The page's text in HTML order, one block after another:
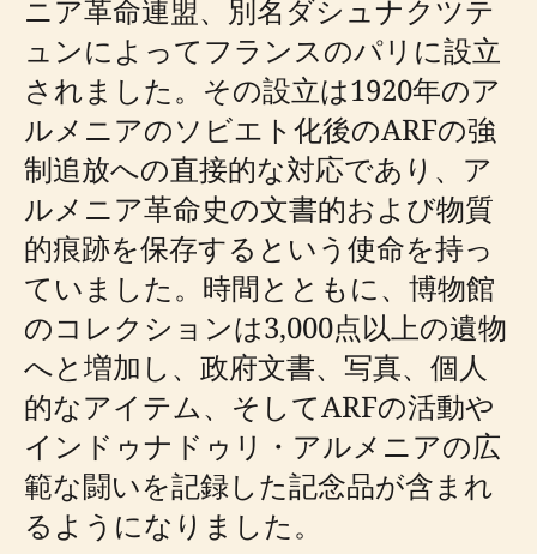
ニア革命連盟、別名ダシュナクツテ
ュンによってフランスのパリに設立
されました。その設立は1920年のア
ルメニアのソビエト化後のARFの強
制追放への直接的な対応であり、ア
ルメニア革命史の文書的および物質
的痕跡を保存するという使命を持っ
ていました。時間とともに、博物館
のコレクションは3,000点以上の遺物
へと増加し、政府文書、写真、個人
的なアイテム、そしてARFの活動や
インドゥナドゥリ・アルメニアの広
範な闘いを記録した記念品が含まれ
るようになりました。